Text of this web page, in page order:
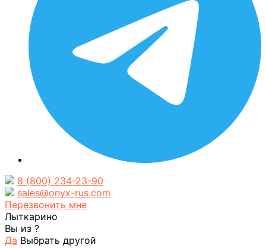
8 (800) 234-23-90
sales@onyx-rus.com
Перезвонить мне
Лыткарино
Вы из ?
Да Выбрать другой